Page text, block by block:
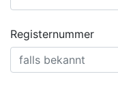
Registernummer